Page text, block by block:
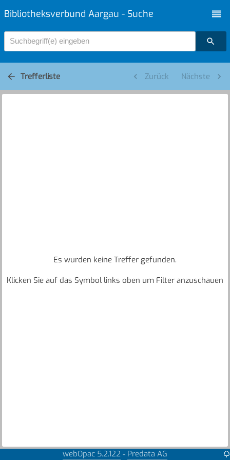
Bibliotheksverbund Aargau - Suche
Suchbegriff(e) eingeben
Trefferliste Zurück Nächste
Es wurden keine Treffer gefunden.
Klicken Sie auf das Symbol links oben um Filter anzuschauen
webOpac 5.2.122 - Predata AG